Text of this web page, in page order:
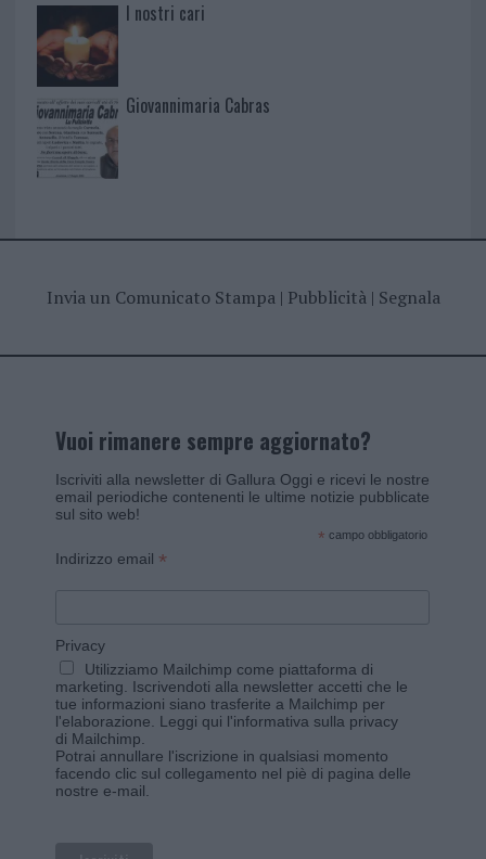
I nostri cari
Giovannimaria Cabras
Invia un Comunicato Stampa| Pubblicità| Segnala
Vuoi rimanere sempre aggiornato?
Iscriviti alla newsletter di Gallura Oggi e ricevi le nostre
email periodiche contenenti le ultime notizie pubblicate
sul sito web!
* campo obbligatorio
Indirizzo email *
Privacy
Utilizziamo Mailchimp come piattaforma di
marketing. Iscrivendoti alla newsletter accetti che le
tue informazioni siano trasferite a Mailchimp per
l'elaborazione. Leggi qui l'informativa sulla privacy
di Mailchimp
Potrai annullare l'iscrizione in qualsiasi momento
facendo clic sul collegamento nel piè di pagina delle
nostre e-mail.